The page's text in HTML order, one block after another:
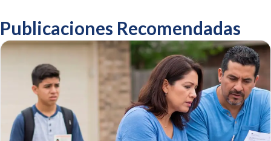
Publicaciones Recomendadas